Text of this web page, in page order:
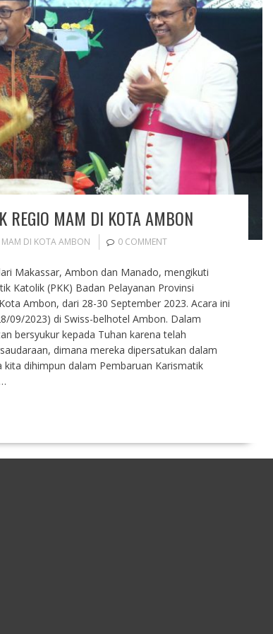
REGIO MAM DI KOTA AMBON
MAM DI KOTA AMBON 0 COMMENT
Makassar, Ambon dan Manado, mengikuti
Katolik (PKK) Badan Pelayanan Provinsi
Ambon, dari 28-30 September 2023. Acara ini
09/2023) di Swiss-belhotel Ambon. Dalam
bersyukur kepada Tuhan karena telah
dimana mereka dipersatukan dalam
dihimpun dalam Pembaruan Karismatik